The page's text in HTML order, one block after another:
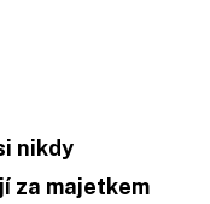
nikdy
za majetkem